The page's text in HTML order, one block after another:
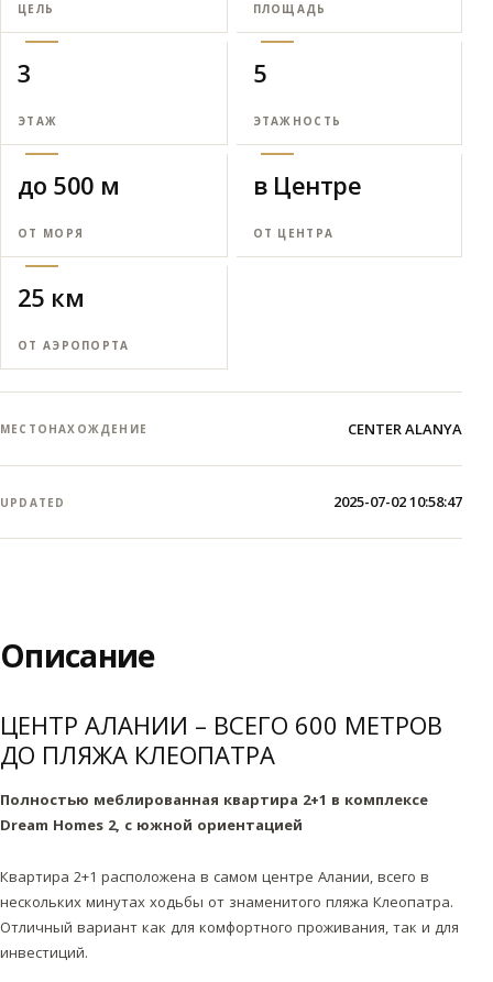
ЦЕЛЬ ПЛОЩАДЬ
3
ЭТАЖ
5
ЭТАЖНОСТЬ
до 500 м
ОТ МОРЯ
в Центре
ОТ ЦЕНТРА
25 км
ОТ АЭРОПОРТА
МЕСТОНАХОЖДЕНИЕ CENTER ALANYA
UPDATED 2025-07-02 10:58:47
Описание
ЦЕНТР АЛАНИИ – ВСЕГО 600 МЕТРОВ
ДО ПЛЯЖА КЛЕОПАТРА
Полностью меблированная квартира 2+1 в комплексе
Dream Homes 2, с южной ориентацией
Квартира 2+1 расположена в самом центре Алании, всего в
нескольких минутах ходьбы от знаменитого пляжа Клеопатра.
Отличный вариант как для комфортного проживания, так и для
инвестиций.